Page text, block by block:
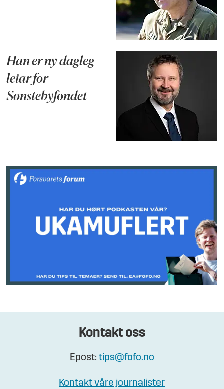
Han er ny dagleg
leiar for
Sønstebyfondet
Kontakt oss
Epost: tips@fofo.no
Kontakt våre journalister